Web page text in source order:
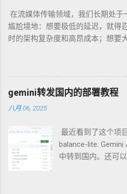
被配置在一个节点
个高度伪装、难以
以集成吗？ 当然可
和 xhttp 完美地集
现这一切的底层基
术负责什么？ 为了
行证”与“目的地伪
装的核心协议。 工
案的灵魂。它的革
书来完成握手。当
在流媒体传输领域，我们长期处于
尴尬境地：想要极低的延迟，就得
时的架构复杂度和高昂成本；想要
正式成为 RFC 9000 后，Google
一个新的答案： Media over QUIC
协议，更是一场关于“实时性”与“扩
一、 历史的包袱：为什么我们需要
我们先看一眼现有的“两座大山”：
Blocking) 是实时性的天敌。一个数
等，导致延迟瞬间堆积。 WebRTC
虽然快，但它设计初衷是 P2P 通
对 WebRTC 进行高效的缓存和级
和状态机让开发者望而生畏。
gemini转发国内的部署教程
八月 06, 2025
最近看到了这个项
balance-lite: Gemini
中转到国内。还可
Gemini API免费成